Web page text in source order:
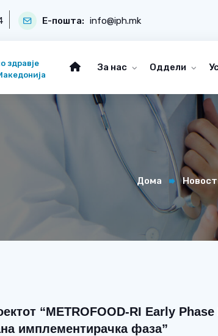
Е-пошта: info@iph.mk
здравје
За нас Оддели
Дома
“METROFOOD-RI Early
имплементирачка фаза”